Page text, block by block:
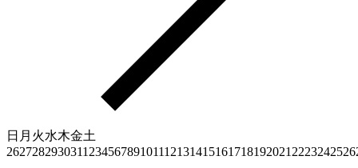
日 月 火水木金土
2627282930311 23456789101112131415161718192021 2223242526